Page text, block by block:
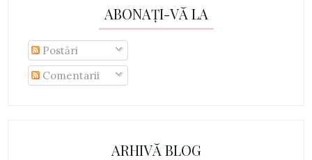
ABONAȚI-VĂ LA
Postări
Comentarii
ARHIVĂ BLOG